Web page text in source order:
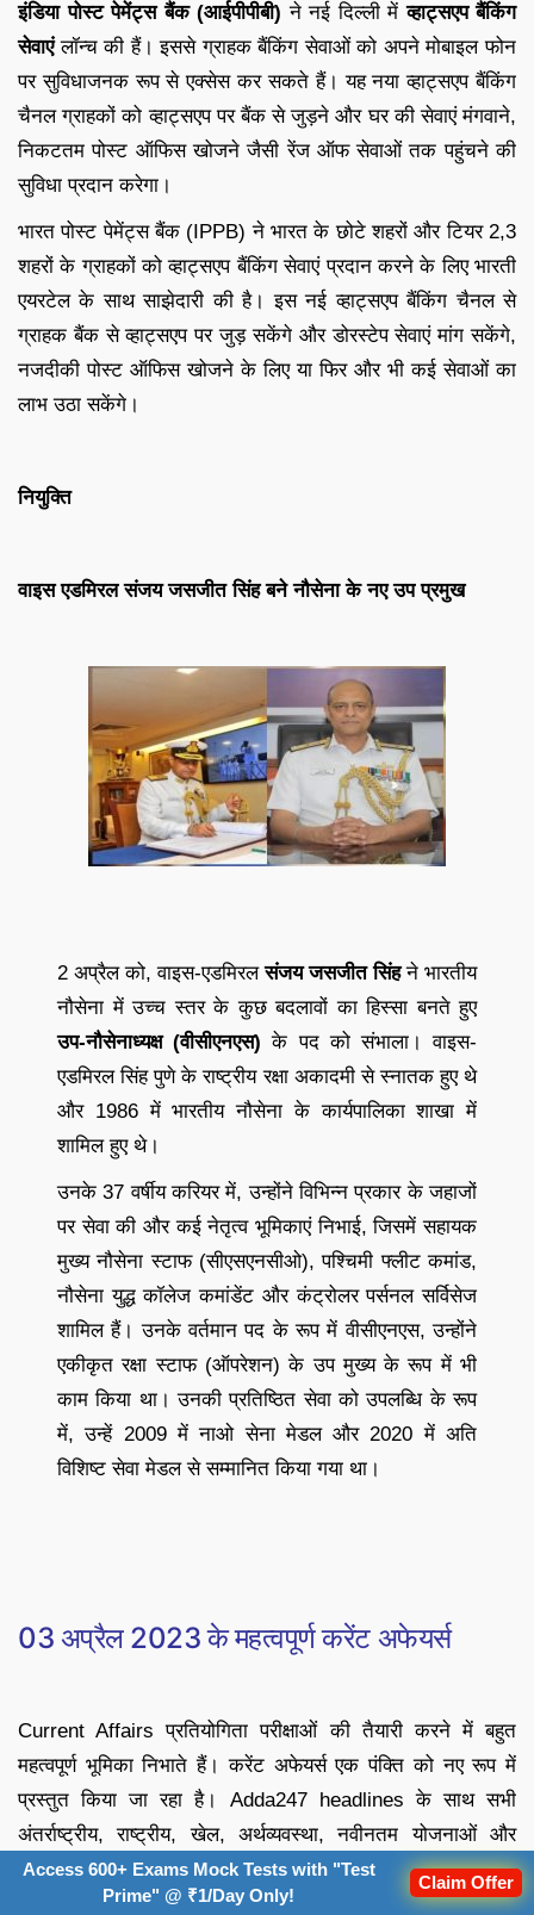
इंडिया पोस्ट पेमेंट्स बैंक (आईपीपीबी) ने नई दिल्ली मेंव्हाट्सएप बैंकिंग
सेवाएंलॉन्च की हैं। इससे ग्राहक बैंकिंग सेवाओं को अपने मोबाइल फोन
पर सुविधाजनक रूप से एक्सेस कर सकते हैं। यह नया व्हाट्सएप बैंकिंग
चैनल ग्राहकों को व्हाट्सएप पर बैंक से जुड़ने और घर की सेवाएं मंगवाने,
निकटतम पोस्ट ऑफिस खोजने जैसी रेंज ऑफ सेवाओं तक पहुंचने की
सुविधा प्रदान करेगा।
भारत पोस्ट पेमेंट्स बैंक (IPPB) ने भारत के छोटे शहरों और टियर 2,3
शहरों के ग्राहकों को व्हाट्सएप बैंकिंग सेवाएं प्रदान करने के लिए भारती
एयरटेल के साथ साझेदारी की है। इस नई व्हाट्सएप बैंकिंग चैनल से
ग्राहक बैंक से व्हाट्सएप पर जुड़ सकेंगे और डोरस्टेप सेवाएं मांग सकेंगे,
नजदीकी पोस्ट ऑफिस खोजने के लिए या फिर और भी कई सेवाओं का
लाभ उठा सकेंगे।
नियुक्ति
वाइस एडमिरल संजय जसजीत सिंह बने नौसेना के नए उप प्रमुख
2 अप्रैल को, वाइस-एडमिरलसंजय जसजीत सिंहने भारतीय
नौसेना में उच्च स्तर के कुछ बदलावों का हिस्सा बनते हुए
उप-नौसेनाध्यक्ष (वीसीएनएस) के पद को संभाला। वाइस-
एडमिरल सिंह पुणे के राष्ट्रीय रक्षा अकादमी से स्नातक हुए थे
और 1986 में भारतीय नौसेना के कार्यपालिका शाखा में
शामिल हुए थे।
उनके 37 वर्षीय करियर में, उन्होंने विभिन्न प्रकार के जहाजों
पर सेवा की और कई नेतृत्व भूमिकाएं निभाई, जिसमें सहायक
मुख्य नौसेना स्टाफ (सीएसएनसीओ), पश्चिमी फ्लीट कमांड,
नौसेना युद्ध कॉलेज कमांडेंट और कंट्रोलर पर्सनल सर्विसेज
शामिल हैं। उनके वर्तमान पद के रूप में वीसीएनएस, उन्होंने
एकीकृत रक्षा स्टाफ (ऑपरेशन) के उप मुख्य के रूप में भी
काम किया था। उनकी प्रतिष्ठित सेवा को उपलब्धि के रूप
में, उन्हें 2009 में नाओ सेना मेडल और 2020 में अति
विशिष्ट सेवा मेडल से सम्मानित किया गया था।
03 अप्रैल 2023 के महत्वपूर्ण करेंट अफेयर्स
Current Affairs प्रतियोगिता परीक्षाओं की तैयारी करने में बहुत
महत्वपूर्ण भूमिका निभाते हैं। करेंट अफेयर्स एक पंक्ति को नए रूप में
प्रस्तुत किया जा रहा है। Adda247 headlines के साथ सभी
अंतर्राष्ट्रीय, राष्ट्रीय, खेल, अर्थव्यवस्था, नवीनतम योजनाओं और
नियुक्तियों के करेंट अफेयर्स अपडेट प्राप्त करें। Adda247
headlines of the day आपके लिए दैनिक अपडेट का सबसे अच्छा
Access 600+ Exams Mock Tests with "Test
Prime" @ ₹1/Day Only!
Claim Offer